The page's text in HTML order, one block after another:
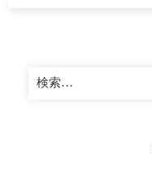
検
索: